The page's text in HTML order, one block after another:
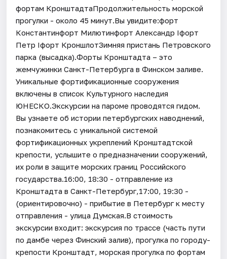
фортам КронштадтаПродолжительность морской
прогулки - около 45 минут.Вы увидите:форт
Константинфорт Милютинфорт Александр Iфорт
Петр Iфорт КроншлотЗимняя пристань Петровского
парка (высадка).Форты Кронштадта – это
жемчужинки Санкт-Петербурга в Финском заливе.
Уникальные фортификационные сооружения
включены в список Культурного наследия
ЮНЕСКО.Экскурсии на пароме проводятся гидом.
Вы узнаете об истории петербургских наводнений,
познакомитесь с уникальной системой
фортификационных укреплений Кронштадтской
крепости, услышите о предназначении сооружений,
их роли в защите морских границ Российского
государства.16:00, 18:30 - отправление из
Кронштадта в Санкт-Петербург,17:00, 19:30 -
(ориентировочно) - прибытие в Петербург к месту
отправления - улица Думская.В стоимость
экскурсии входит: экскурсия по трассе (часть пути
по дамбе через Финский залив), прогулка по городу-
крепости Кронштадт, морская прогулка по фортам